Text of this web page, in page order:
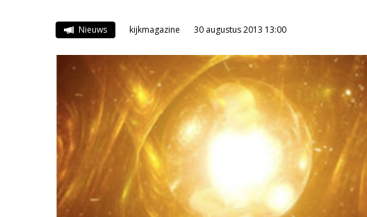
Nieuws kijkmagazine 30 augustus 2013 13:00